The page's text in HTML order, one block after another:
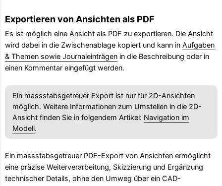
Exportieren von Ansichten als PDF
Es ist möglich eine Ansicht als PDF zu exportieren. Die Ansicht
wird dabei in die Zwischenablage kopiert und kann in Aufgaben
& Themen sowie Journaleinträgen in die Beschreibung oder in
einen Kommentar eingefügt werden.
Ein massstabsgetreuer Export ist nur für 2D-Ansichten
möglich. Weitere Informationen zum Umstellen in die 2D-
Ansicht finden Sie in folgendem Artikel: Navigation im
Modell.
Ein massstabsgetreuer PDF-Export von Ansichten ermöglicht
eine präzise Weiterverarbeitung, Skizzierung und Ergänzung
technischer Details, ohne den Umweg über ein CAD-